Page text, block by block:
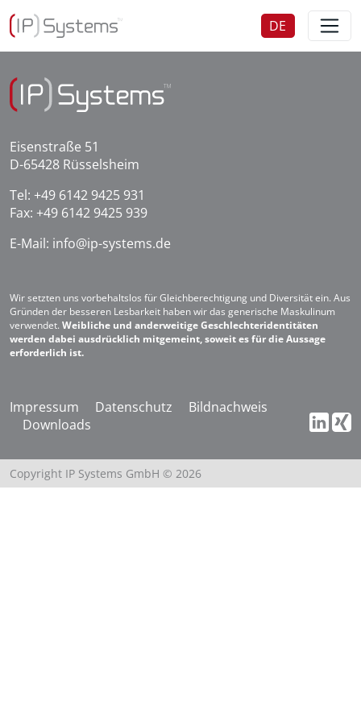
DE
EN
Eisenstraße 51
D-65428 Rüsselsheim
Tel: +49 6142 9425 931
Fax: +49 6142 9425 939
E-Mail: info@ip-systems.de
Wir setzten uns vorbehaltslos für Gleichberechtigung und Diversität ein. Aus
Gründen der besseren Lesbarkeit haben wir das generische Maskulinum
verwendet. Weibliche und anderweitige Geschlechteridentitäten
werden dabei ausdrücklich mitgemeint, soweit es für die Aussage
erforderlich ist.
Impressum Datenschutz
Bildnachweis
Downloads
Copyright IP Systems GmbH © 2026